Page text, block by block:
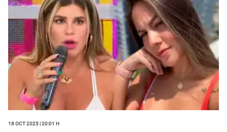
18 Oct 2025 | 20:01 h